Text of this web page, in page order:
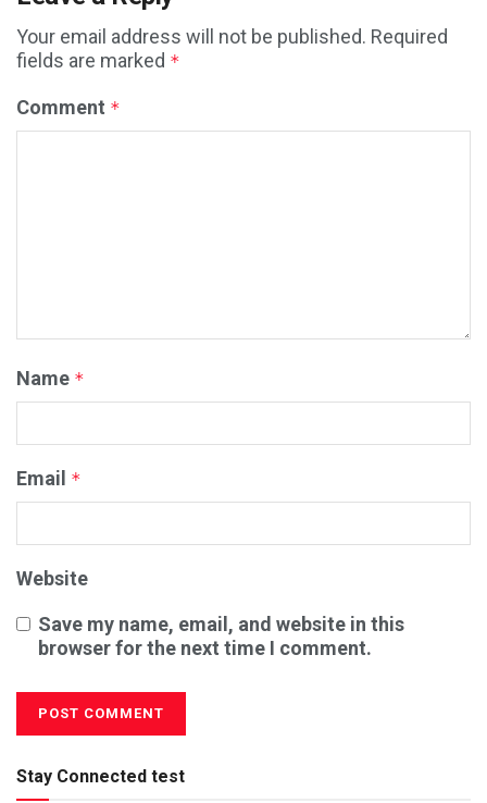
Your email address will not be published. Required
fields are marked *
Comment *
Name *
Email *
Website
Save my name, email, and website in this
browser for the next time I comment.
Stay Connected test